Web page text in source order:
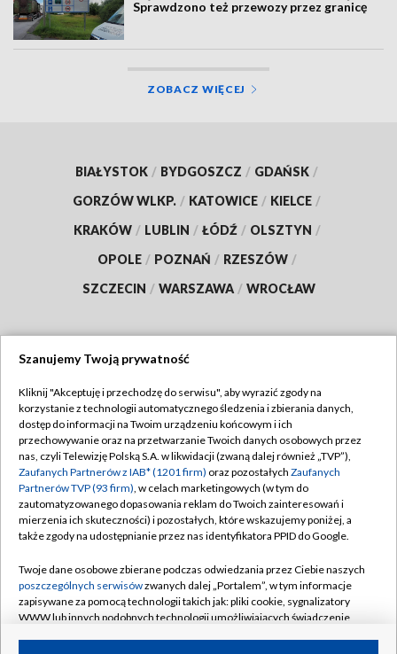
Sprawdzono też przewozy przez granicę
ZOBACZ WIĘCEJ
BIAŁYSTOK / BYDGOSZCZ / GDAŃSK /
GORZÓW WLKP. / KATOWICE / KIELCE /
KRAKÓW / LUBLIN / ŁÓDŹ / OLSZTYN /
OPOLE / POZNAŃ / RZESZÓW /
SZCZECIN / WARSZAWA / WROCŁAW
TVP
Abonament TVP
Emisja w TVP
Centrum informacji TVP
Naziemna Telewizja Cyfrowa
Rada Programowa
System NOS
Informacje o nadawcy
Regulamin TVP
Polityka prywatności
Moje zgody
Pomoc
Kontakt
Kanały
Szanujemy Twoją prywatność
Kliknij "Akceptuję i przechodzę do serwisu", aby wyrazić zgody na
korzystanie z technologii automatycznego śledzenia i zbierania danych,
dostęp do informacji na Twoim urządzeniu końcowym i ich
przechowywanie oraz na przetwarzanie Twoich danych osobowych przez
nas, czyli Telewizję Polską S.A. w likwidacji (zwaną dalej również „TVP”),
Zaufanych Partnerów z IAB* (1201 firm) oraz pozostałych Zaufanych
Partnerów TVP (93 firm), w celach marketingowych (w tym do
zautomatyzowanego dopasowania reklam do Twoich zainteresowań i
mierzenia ich skuteczności) i pozostałych, które wskazujemy poniżej, a
także zgody na udostępnianie przez nas identyfikatora PPID do Google.
Twoje dane osobowe zbierane podczas odwiedzania przez Ciebie naszych
poszczególnych serwisówzwanych dalej „Portalem”, w tym informacje
zapisywane za pomocą technologii takich jak: pliki cookie, sygnalizatory
WWW lub innych podobnych technologii umożliwiających świadczenie